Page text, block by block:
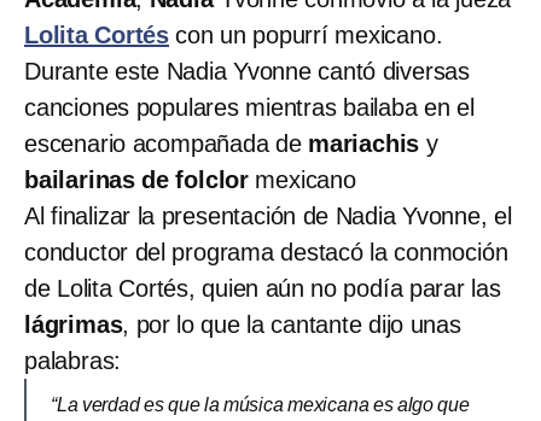
Lolita Cortés con un popurrí mexicano.
Durante este Nadia Yvonne cantó diversas
canciones populares mientras bailaba en el
escenario acompañada de mariachis y
bailarinas de folclor mexicano
Al finalizar la presentación de Nadia Yvonne, el
conductor del programa destacó la conmoción
de Lolita Cortés, quien aún no podía parar las
lágrimas, por lo que la cantante dijo unas
palabras:
“La verdad es que la música mexicana es algo que